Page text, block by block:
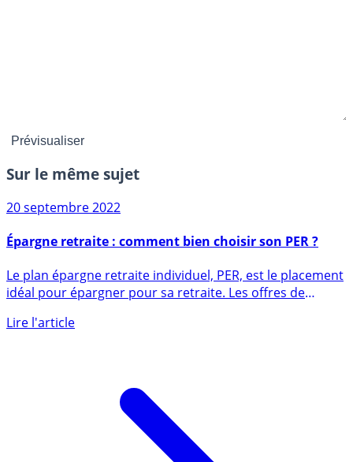
Sur le même sujet
20 septembre 2022
Le plan épargne retraite individuel, PER, est le placement
idéal pour épargner pour sa retraite. Les offres de
PER (...)